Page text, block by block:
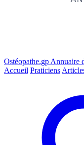
Ostéopathe.gp Annuaire
Accueil Praticiens